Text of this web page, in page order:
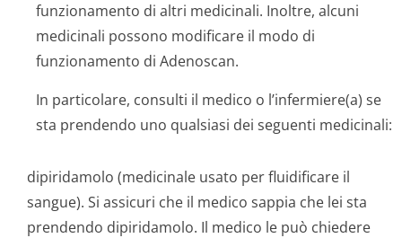
funzionamento di altri medicinali. Inoltre, alcuni
medicinali possono modificare il modo di
funzionamento di Adenoscan.
In particolare, consulti il medico o l’infermiere(a) se
sta prendendo uno qualsiasi dei seguenti medicinali:
dipiridamolo (medicinale usato per fluidificare il
sangue). Si assicuri che il medico sappia che lei sta
prendendo dipiridamolo. Il medico le può chiedere